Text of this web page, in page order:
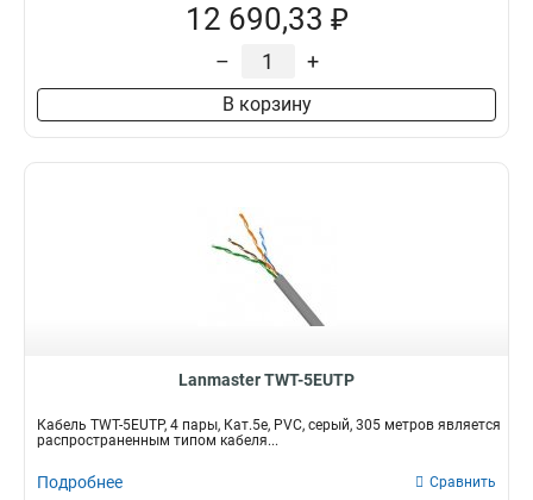
12 690,33 ₽
– +
В корзину
Lanmaster TWT-5EUTP
Кабель TWT-5EUTP, 4 пары, Кат.5e, PVC, серый, 305 метров является
распространенным типом кабеля...
Подробнее Сравнить